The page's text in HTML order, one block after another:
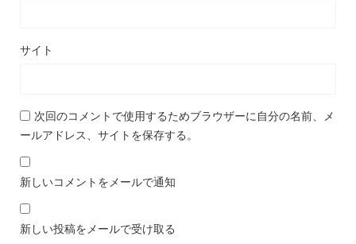
サイト
次回のコメントで使用するためブラウザーに自分の名前、メ
ールアドレス、サイトを保存する。
新しいコメントをメールで通知
新しい投稿をメールで受け取る